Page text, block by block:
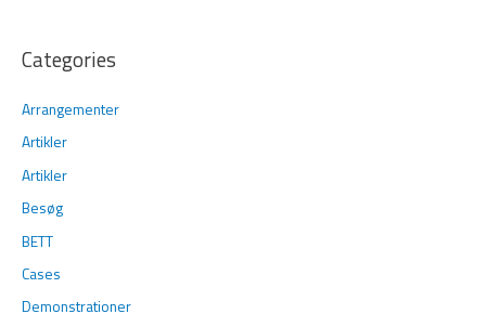
Categories
Arrangementer
Artikler
Artikler
Besøg
BETT
Cases
Demonstrationer